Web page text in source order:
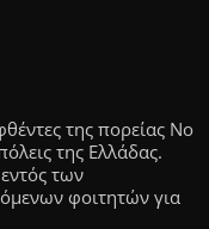
της πορείας No
της Ελλάδας.
των
φοιτητών για